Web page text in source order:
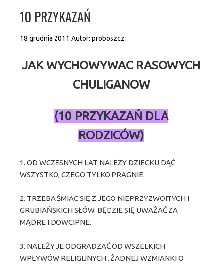
10 PRZYKAZAŃ
18 grudnia 2011 Autor: proboszcz
JAK WYCHOWYWAC RASOWYCH
CHULIGANOW
(10 PRZYKAZAŃ DLA
RODZICÓW)
1. OD WCZESNYCH LAT NALEŻY DZIECKU DĄĆ
WSZYSTKO, CZEGO TYLKO PRAGNIE.
2. TRZEBA ŚMIAC SIĘ Z JEGO NIEPRZYZWOITYCH I
GRUBIAŃSKICH SŁÓW. BĘDZIE SIĘ UWAŻAĆ ZA
MĄDRE I DOWCIPNE.
3. NALEŻY JE ODGRADZAĆ OD WSZELKICH
WPŁYWÓW RELIGIJNYCH . ŻADNEJ WZMIANKI O